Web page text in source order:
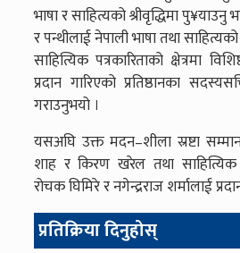
भाषा र साहित्यको श्रीवृद्धिमा
र पन्थीलाई नेपाली भाषा तथा
साहित्यिक पत्रकारिताको क्षेत्रमा
प्रदान गारिएको प्रतिष्ठानका
गराउनुभयो ।
यसअघि उक्त मदन–शीला स्रष्टा
शाह र किरण खरेल तथा साहित्यिक
रोचक घिमिरे र नगेन्द्रराज शर्मालाई
प्रतिक्रिया दिनुहोस्